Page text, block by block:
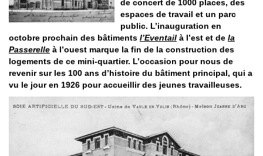
de concert de 1000 places, des
espaces de travail et un parc
public. L’inauguration en
octobre prochain des bâtiments l’Eventail à l’est et de la
Passerelle à l’ouest marque la fin de la construction des
logements de ce mini-quartier. L’occasion pour nous de
revenir sur les 100 ans d’histoire du bâtiment principal, qui a
vu le jour en 1926 pour accueillir des jeunes travailleuses.